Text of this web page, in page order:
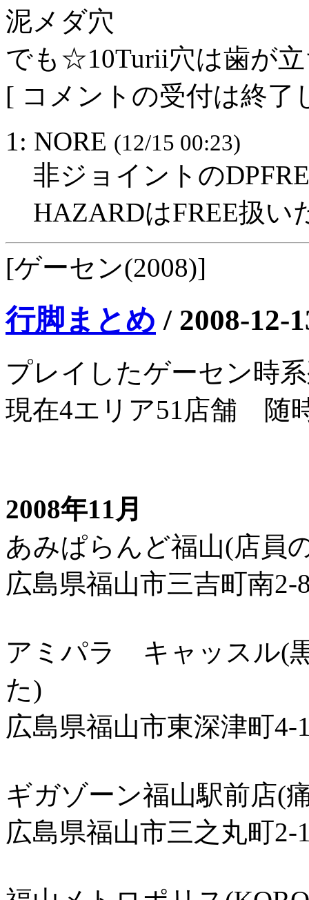
泥メダ穴
でも☆10Turii穴は歯が
[ コメントの受付は終了
1: NORE (12/15 00:23)
非ジョイントの
HAZARDはFREE扱い
[ゲーセン(2008)]
行脚まとめ / 2008-12-
プレイしたゲーセン時
現在4エリア51店舗 随
2008年11月
あみぱらんど福山(店員
広島県福山市三吉町南2-
アミパラ キャッスル(
た)
広島県福山市東深津町4-
ギガゾーン福山駅前店(
広島県福山市三之丸町2-